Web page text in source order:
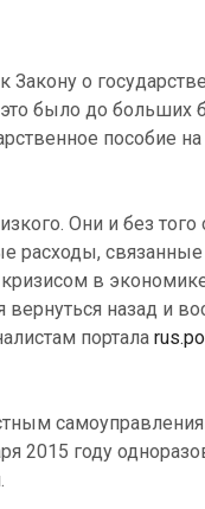
о
было до
пособие
Они и без
расходы,
в
назад и
портала
2015 году